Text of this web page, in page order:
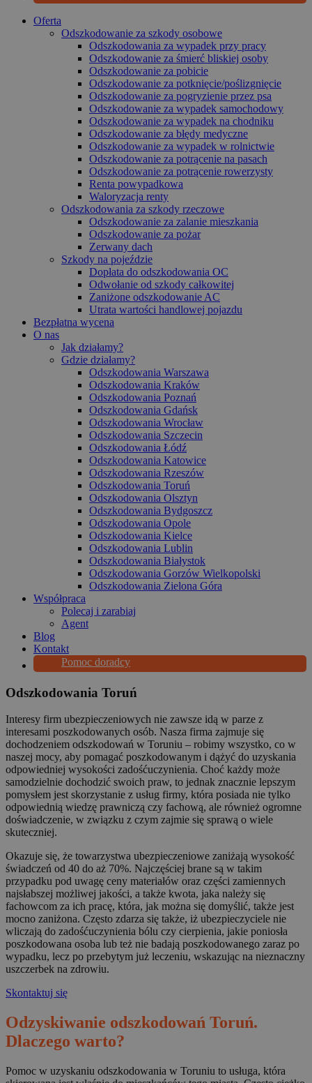
Oferta
Odszkodowanie za szkody osobowe
Odszkodowania za wypadek przy pracy
Odszkodowanie za śmierć bliskiej osoby
Odszkodowanie za pobicie
Odszkodowanie za potknięcie/poślizgnięcie
Odszkodowanie za pogryzienie przez psa
Odszkodowanie za wypadek samochodowy
Odszkodowanie za wypadek na chodniku
Odszkodowanie za błędy medyczne
Odszkodowanie za wypadek w rolnictwie
Odszkodowanie za potrącenie na pasach
Odszkodowanie za potrącenie rowerzysty
Renta powypadkowa
Waloryzacja renty
Odszkodowania za szkody rzeczowe
Odszkodowanie za zalanie mieszkania
Odszkodowanie za pożar
Zerwany dach
Szkody na pojeździe
Dopłata do odszkodowania OC
Odwołanie od szkody całkowitej
Zaniżone odszkodowanie AC
Utrata wartości handlowej pojazdu
Bezpłatna wycena
O nas
Jak działamy?
Gdzie działamy?
Odszkodowania Warszawa
Odszkodowania Kraków
Odszkodowania Poznań
Odszkodowania Gdańsk
Odszkodowania Wrocław
Odszkodowania Szczecin
Odszkodowania Łódź
Odszkodowania Katowice
Odszkodowania Rzeszów
Odszkodowania Toruń
Odszkodowania Olsztyn
Odszkodowania Bydgoszcz
Odszkodowania Opole
Odszkodowania Kielce
Odszkodowania Lublin
Odszkodowania Białystok
Odszkodowania Gorzów Wielkopolski
Odszkodowania Zielona Góra
Współpraca
Polecaj i zarabiaj
Agent
Blog
Kontakt
Pomoc doradcy
Odszkodowania Toruń
Interesy firm ubezpieczeniowych nie zawsze idą w parze z
interesami poszkodowanych osób. Nasza firma zajmuje się
dochodzeniem odszkodowań w Toruniu – robimy wszystko, co w
naszej mocy, aby pomagać poszkodowanym i dążyć do uzyskania
odpowiedniej wysokości zadośćuczynienia. Choć każdy może
samodzielnie dochodzić swoich praw, to jednak znacznie lepszym
pomysłem jest skorzystanie z usług firmy, która posiada nie tylko
odpowiednią wiedzę prawniczą czy fachową, ale również ogromne
doświadczenie, w związku z czym zajmie się sprawą o wiele
skuteczniej.
Okazuje się, że towarzystwa ubezpieczeniowe zaniżają wysokość
świadczeń od 40 do aż 70%. Najczęściej brane są w takim
przypadku pod uwagę ceny materiałów oraz części zamiennych
najsłabszej możliwej jakości, a także kwota, jaka należy się
fachowcom za ich pracę, która, jak można się domyślić, także jest
mocno zaniżona. Często zdarza się także, iż ubezpieczyciele nie
wliczają do zadośćuczynienia bólu czy cierpienia, jakie poniosła
poszkodowana osoba lub też nie badają poszkodowanego zaraz po
wypadku, lecz po przebytym już leczeniu, wskazując na nieznaczny
uszczerbek na zdrowiu.
Skontaktuj się
Odzyskiwanie odszkodowań Toruń.
Dlaczego warto?
Pomoc w uzyskaniu odszkodowania w Toruniu to usługa, która